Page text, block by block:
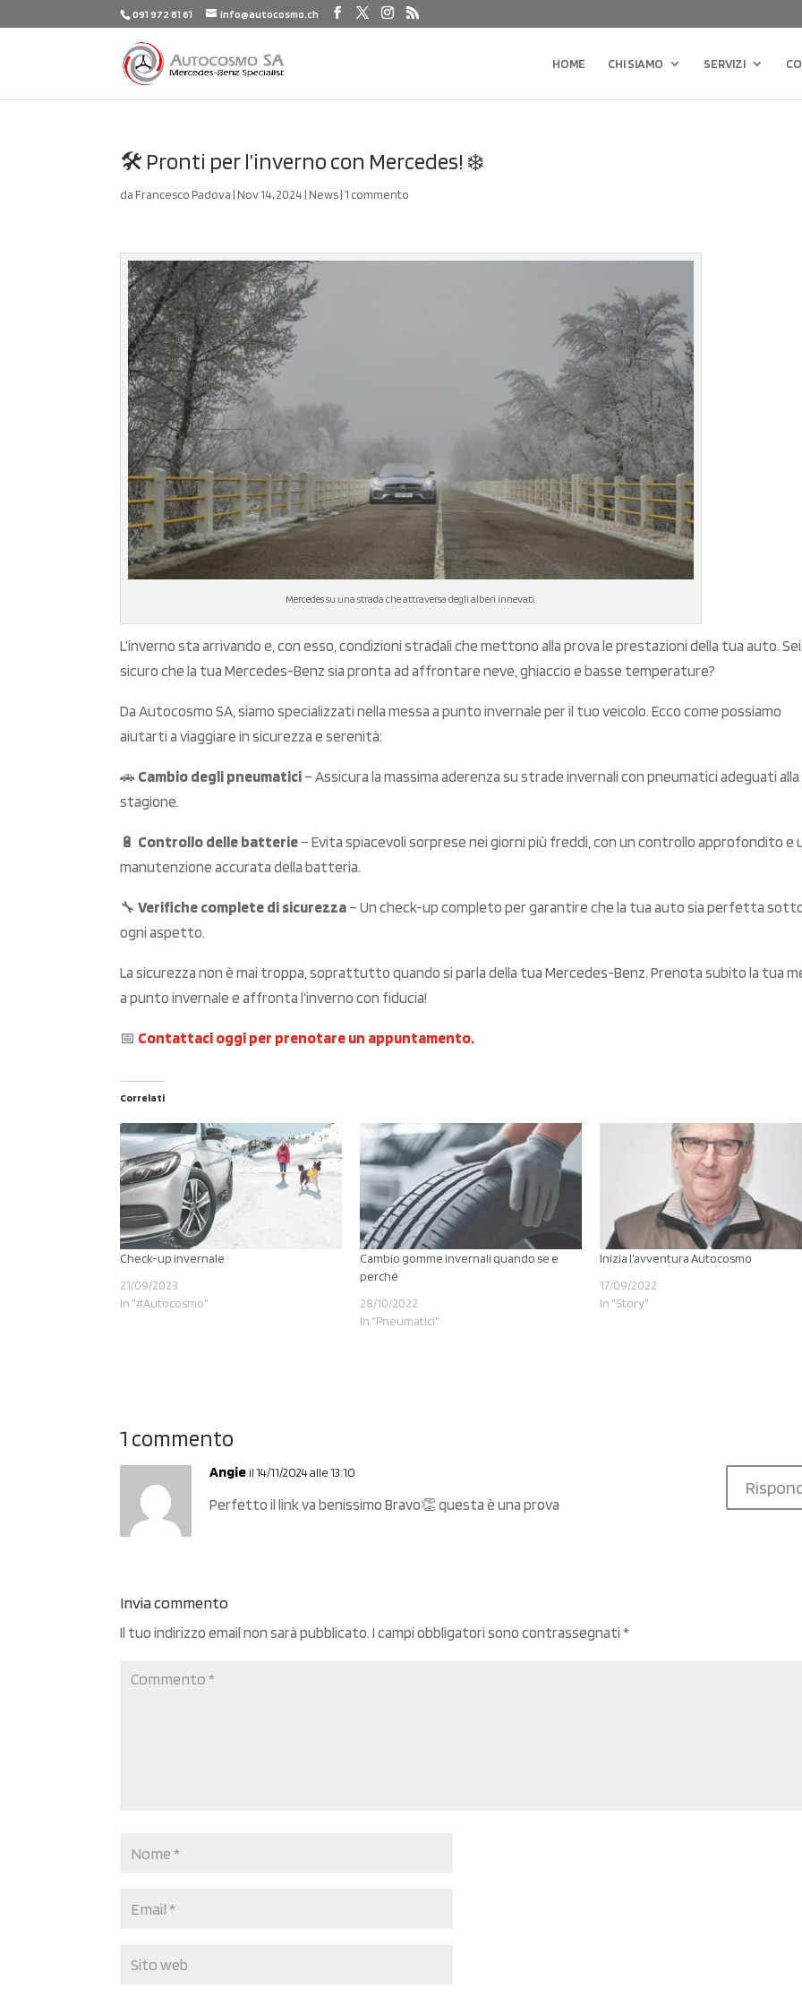
091 972 81 61 info@autocosmo.ch
HOME CHI SIAMO SERVIZI
🛠️ Pronti per l’inverno con Mercedes! ❄️
daFrancesco Padova|Nov 14, 2024|News|1 commento
Mercedes su una strada che attraversa degli alberi innevati.
L’inverno sta arrivando e, con esso, condizioni stradali che mettono alla prova le prestazioni della tua auto. Sei
sicuro che la tua Mercedes-Benz sia pronta ad affrontare neve, ghiaccio e basse temperature?
Da Autocosmo SA, siamo specializzati nella messa a punto invernale per il tuo veicolo. Ecco come possiamo
aiutarti a viaggiare in sicurezza e serenità:
🚗 Cambio degli pneumatici – Assicura la massima aderenza su strade invernali con pneumatici adeguati alla
stagione.
🔋 Controllo delle batterie – Evita spiacevoli sorprese nei giorni più freddi, con un controllo approfondito e
manutenzione accurata della batteria.
🔧Verifiche complete di sicurezza – Un check-up completo per garantire che la tua auto sia perfetta
ogni aspetto.
La sicurezza non è mai troppa, soprattutto quando si parla della tua Mercedes-Benz. Prenota subito la tua
a punto invernale e affronta l’inverno con fiducia!
📅 Contattaci oggi per prenotare un appuntamento.
Correlati
Check-up invernale
21/09/2023
In "#Autocosmo"
Cambio gomme invernali quando se e
perché
28/10/2022
In "Pneumatici"
Inizia l’avventura Autocosmo
17/09/2022
In "Story"
1 commento
Angie il 14/11/2024 alle 13:10
Perfetto il link va benissimo Bravo👏 questa è una prova
Invia commento
Il tuo indirizzo email non sarà pubblicato. I campi obbligatori sono contrassegnati*